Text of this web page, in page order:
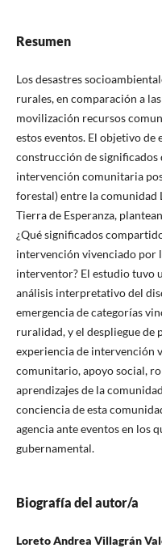
Resumen
Los desastres
rurales, en comparación a
movilización recursos
estos eventos. El objetivo de
construcción de significados
intervención comunitaria
forestal) entre la comunidad
Tierra de Esperanza,
¿Qué significados
intervención vivenciado por
interventor? El estudio tuvo
análisis interpretativo del
emergencia de categorías
ruralidad, y el despliegue de
experiencia de intervención
comunitario, apoyo social,
aprendizajes de la
conciencia de esta
agencia ante eventos en los
gubernamental.
Biografía del autor/a
Loreto Andrea Villagrán